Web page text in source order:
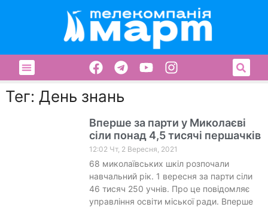
Тег: День знань
Вперше за парти у Миколаєві
сіли понад 4,5 тисячі першачків
12:02 Чт, 2 Вересня, 2021
68 миколаївських шкіл розпочали
навчальний рік. 1 вересня за парти сіли
46 тисяч 250 учнів. Про це повідомляє
управління освіти міської ради. Вперше